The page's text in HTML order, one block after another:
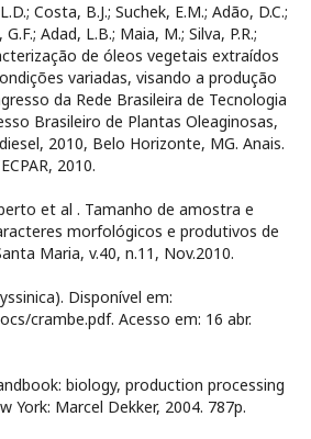
Costa, B.J.; Suchek, E.M.; Adão, D.C.;
Adad, L.B.; Maia, M.; Silva, P.R.;
de óleos vegetais extraídos
variadas, visando a produção
da Rede Brasileira de Tecnologia
Brasileiro de Plantas Oleaginosas,
2010, Belo Horizonte, MG. Anais.
2010.
et al . Tamanho de amostra e
morfológicos e produtivos de
Maria, v.40, n.11, Nov.2010.
Disponível em:
crambe.pdf. Acesso em: 16 abr.
biology, production processing
York: Marcel Dekker, 2004. 787p.